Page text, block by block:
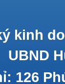
kinh
UBND
126